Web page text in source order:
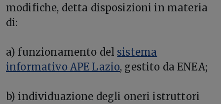
modifiche, detta disposizioni in materia
di:
a) funzionamento del sistema
informativo APE Lazio, gestito da ENEA;
b) individuazione degli oneri istruttori